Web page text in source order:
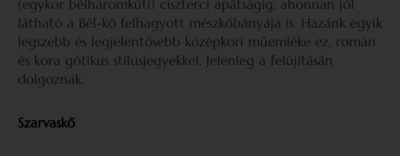
(egykor bélháromkúti) ciszterci apátságig, ahonnan jól
látható a Bél-kő felhagyott mészkőbányája is. Hazánk egyik
legszebb és legjelentősebb középkori műemléke ez, román
és kora gótikus stílusjegyekkel. Jelenleg a felújításán
dolgoznak.
Szarvaskő